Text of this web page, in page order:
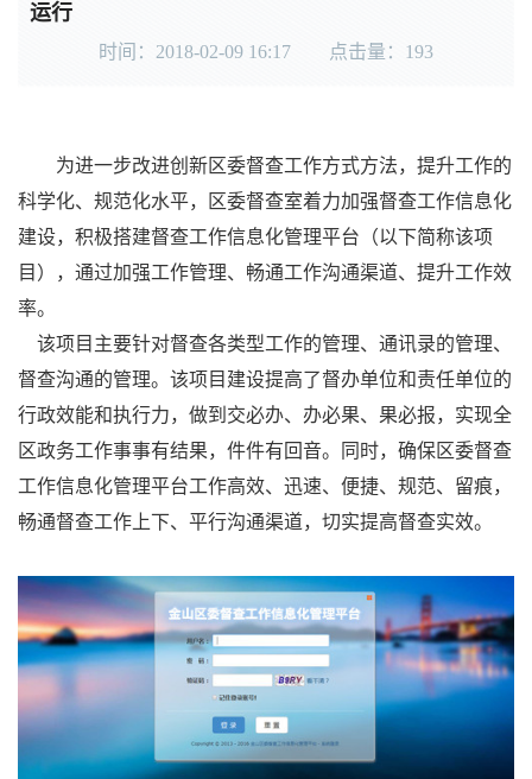
运行
时间：2018-02-09 16:17 点击量： 193
为进一步改进创新区委督查工作方式方法，提升工作的
科学化、规范化水平，区委督查室着力加强督查工作信息化
建设，积极搭建督查工作信息化管理平台（以下简称该项
目），通过加强工作管理、畅通工作沟通渠道、提升工作效
率。
该项目主要针对督查各类型工作的管理、通讯录的管理、
督查沟通的管理。该项目建设提高了督办单位和责任单位的
行政效能和执行力，做到交必办、办必果、果必报，实现全
区政务工作事事有结果，件件有回音。同时，确保区委督查
工作信息化管理平台工作高效、迅速、便捷、规范、留痕，
畅通督查工作上下、平行沟通渠道，切实提高督查实效。